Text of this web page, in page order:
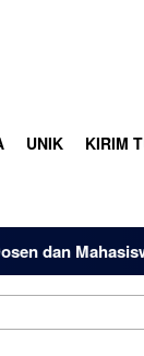
UNIK KIRIM
Mahasiswa